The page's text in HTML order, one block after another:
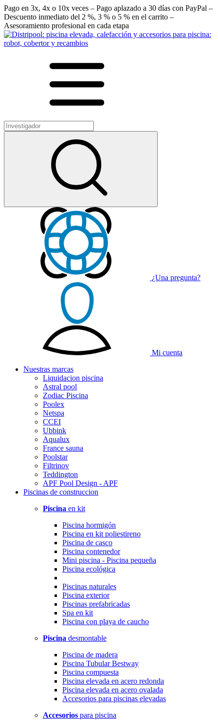
Pago en 3x, 4x o 10x veces – Pago aplazado a 30 días con PayPal –
Descuento inmediato del 2 %, 3 % o 5 % en el carrito –
Asesoramiento profesional en cada etapa
¿Una pregunta?
Mi cuenta
Nuestras marcas
Liquidacion piscina
Astral pool
Zodiac Piscina
Poolex
Netspa
CCEI
Ubbink
Aqualux
France sauna
Poolstar
Filtrinov
Teddington
APF Pool Design - APF
Piscinas de construccion
Piscina en kit
Piscina hormigón
Piscina en kit poliestireno
Piscina de casco
Piscina contenedor
Mini piscina - Piscina pequeña
Piscina ecológica
Piscinas naturales
Piscina exterior
Piscinas prefabricadas
Spa en kit
Piscina con playa de caucho
Piscina desmontable
Piscina de madera
Piscina Tubular Bestway
Piscina compuesta
Piscina elevada en acero redonda
Piscina elevada en acero ovalada
Accesorios para piscinas elevadas
Accesorios para piscina